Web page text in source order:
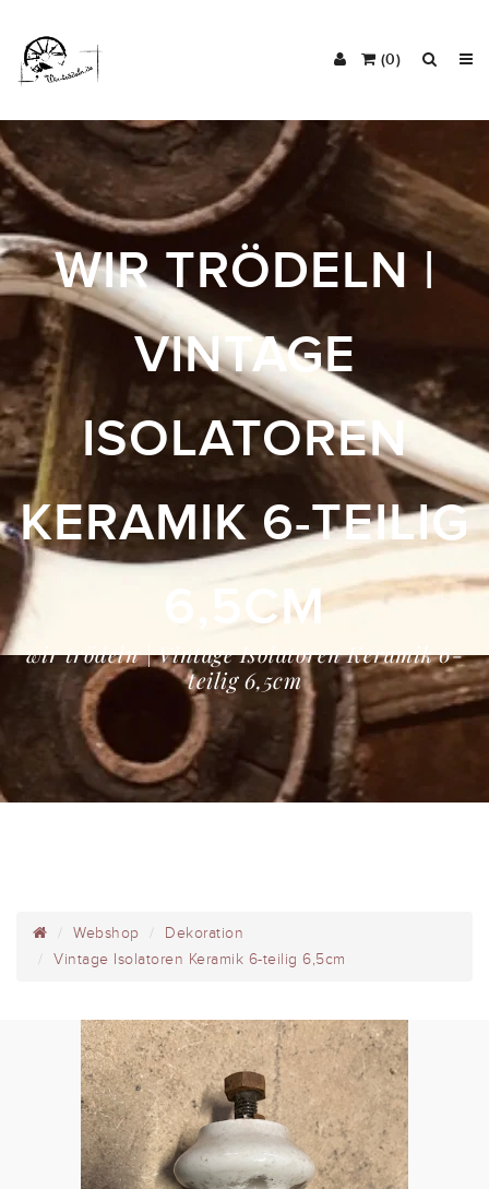
(0)
WIR TRÖDELN |
VINTAGE
ISOLATOREN
KERAMIK 6-TEILIG
6,5CM
wir trödeln | Vintage Isolatoren Keramik 6-
teilig 6,5cm
Webshop
Dekoration
Vintage Isolatoren Keramik 6-teilig 6,5cm